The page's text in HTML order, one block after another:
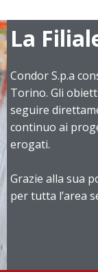
La
Condor S.p.a
Torino. Gli
seguire
continuo ai
erogati.
Grazie alla sua
per tutta l’area